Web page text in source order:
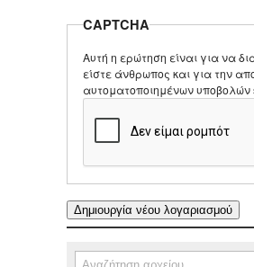
CAPTCHA
Αυτή η ερώτηση είναι για να
είστε άνθρωπος και για την
αυτοματοποιημένων υποβολών
Φόρμα αναζήτησης
Αναζήτηση